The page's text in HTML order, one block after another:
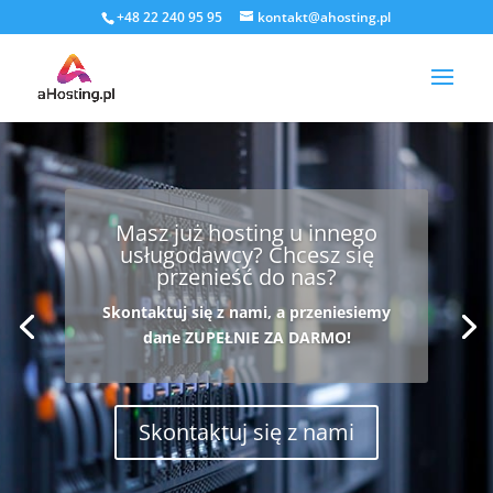
+48 22 240 95 95 kontakt@ahosting.pl
Masz już hosting u innego
usługodawcy? Chcesz się
przenieść do nas?
Skontaktuj się z nami, a przeniesiemy
dane ZUPEŁNIE ZA DARMO!
Skontaktuj się z nami
Szukasz dobrej oferty?
Co jakiś czas robimy super promocje .
Sprawdź czy mamy je w tej chwili.